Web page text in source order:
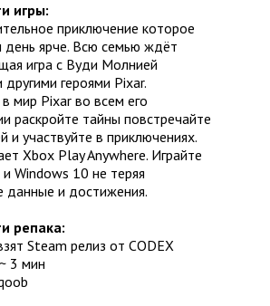
игры:
приключение которое
день ярче. Всю семью ждёт
игра с Вуди Молнией
героями Pixar.
в мир Pixar во всем его
раскройте тайны повстречайте
и участвуйте в приключениях.
Xbox Play Anywhere. Играйте
Windows 10 не теряя
данные и достижения.
репака:
Steam релиз от CODEX
3 мин